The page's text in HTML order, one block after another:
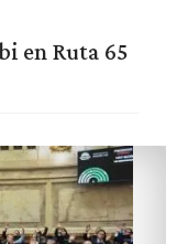
en Ruta 65